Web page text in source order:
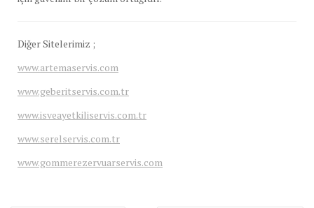
Diğer Sitelerimiz ;
www.artemaservis.com
www.geberitservis.com.tr
www.isveayetkiliservis.com.tr
www.serelservis.com.tr
www.gommerezervuarservis.com